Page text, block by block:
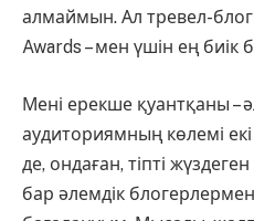
алмаймын. Ал тревел-
Awards – мен үшін ең биік
Мені ерекше қуантқаны –
аудиториямның көлемі
де, ондаған, тіпті
бар әлемдік